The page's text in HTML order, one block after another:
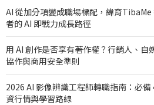
AI 從加分項變成職場標配，緯育TibaMe
者的 AI 即戰力成長路徑
用 AI 創作是否享有著作權？行銷人、自
協作與商用安全準則
2026 AI 影像辨識工程師轉職指南：必備
資行情與學習路線